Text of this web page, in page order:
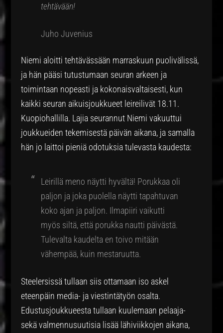
tehtävään!
Juho Juvenius
Niemi aloitti tehtävässään marraskuun puolivälissä,
ja hän pääsi tutustumaan seuran arkeen ja
toimintaan nopeasti ja kokonaisvaltaisesti, kun
kaikki seuran aikuisjoukkueet leireilivät 18.11.
Kuopiohallilla. Lajia seurannut Niemi vakuuttui
joukkueiden tekemisestä päivän aikana, ja samalla
hän jo laittoi pieniä odotuksia tulevasta kaudesta:
Leirillä meno näytti hyvältä! Porukkaa oli
paljon ja joka puolella näytti tapahtuvan
koko ajan ja paljon. Ilmapiiri vaikutti
myös siltä, että porukka nautti päivästä.
Tulevalta kaudelta en toivo mitään
vähempää, kuin mestaruutta.
Steelersissä tullaan siis ottamaan iso askel
eteenpäin media- ja viestintätyön osalta.
Edustusjoukkueesta tullaan kuulemaan pelaaja-
sekä valmennusuutisia lisää lähiviikkojen aikana,